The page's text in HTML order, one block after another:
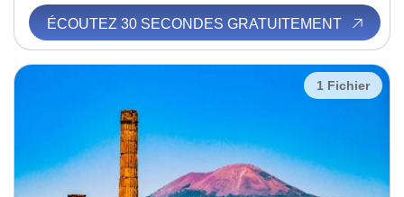
ÉCOUTEZ 30 SECONDES GRATUITEMENT
1 Fichier